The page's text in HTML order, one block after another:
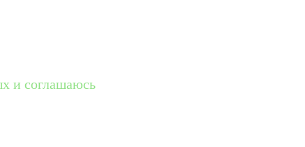
и соглашаюсь